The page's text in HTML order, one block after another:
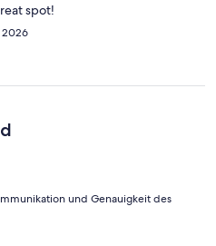
spot!
2026
und Genauigkeit des